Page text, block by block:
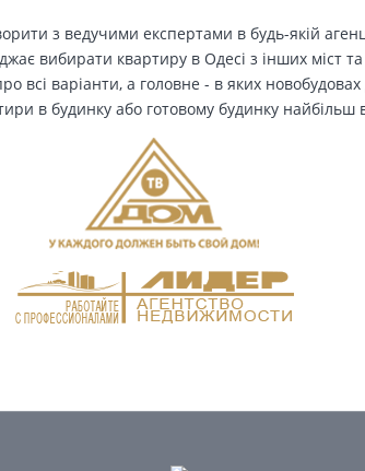
з ведучими експертами в будь-якій
вибирати квартиру в Одесі з інших міст
всі варіанти, а головне - в яких
в будинку або готовому будинку найбільш